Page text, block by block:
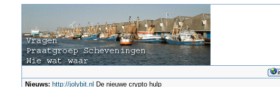
Nieuws: http://jolybit.nl De nieuwe crypto hulp